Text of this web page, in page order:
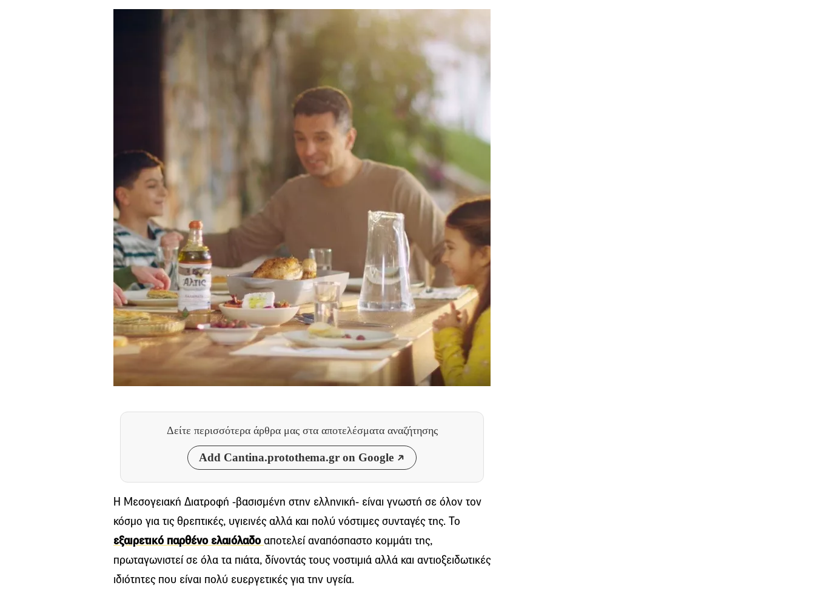
Δείτε περισσότερα άρθρα μας στα αποτελέσματα αναζήτησης
Add Cantina.protothema.gr on Google
Η Μεσογειακή Διατροφή -βασισμένη στην ελληνική- είναι γνωστή σε όλον τον
κόσμο για τις θρεπτικές, υγιεινές αλλά και πολύ νόστιμες συνταγές της. Το
εξαιρετικό παρθένο ελαιόλαδο αποτελεί αναπόσπαστο κομμάτι της,
πρωταγωνιστεί σε όλα τα πιάτα, δίνοντάς τους νοστιμιά αλλά και αντιοξειδωτικές
ιδιότητες που είναι πολύ ευεργετικές για την υγεία.